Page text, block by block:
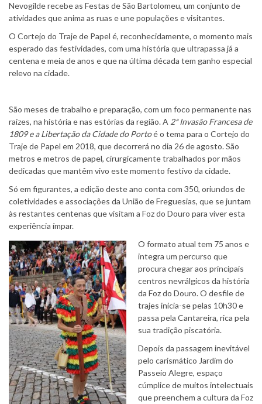
Nevogilde recebe as Festas de São Bartolomeu, um conjunto de
atividades que anima as ruas e une populações e visitantes.
O Cortejo do Traje de Papel é, reconhecidamente, o momento mais
esperado das festividades, com uma história que ultrapassa já a
centena e meia de anos e que na última década tem ganho especial
relevo na cidade.
São meses de trabalho e preparação, com um foco permanente nas
raízes, na história e nas estórias da região. A 2ª Invasão Francesa de
1809 e a Libertação da Cidade do Portoé o tema para o Cortejo do
Traje de Papel em 2018, que decorrerá no dia 26 de agosto. São
metros e metros de papel, cirurgicamente trabalhados por mãos
dedicadas que mantêm vivo este momento festivo da cidade.
Só em figurantes, a edição deste ano conta com 350, oriundos de
coletividades e associações da União de Freguesias, que se juntam
às restantes centenas que visitam a Foz do Douro para viver esta
experiência ímpar.
O formato atual tem 75 anos e
integra um percurso que
procura chegar aos principais
centros nevrálgicos da história
da Foz do Douro. O desfile de
trajes inicia-se pelas 10h30 e
passa pela Cantareira, rica pela
sua tradição piscatória.
Depois da passagem inevitável
pelo carismático Jardim do
Passeio Alegre, espaço
cúmplice de muitos intelectuais
que preenchem a cultura da Foz